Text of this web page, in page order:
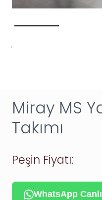
Miray MS
Takımı
Peşin Fiyatı:
WhatsApp